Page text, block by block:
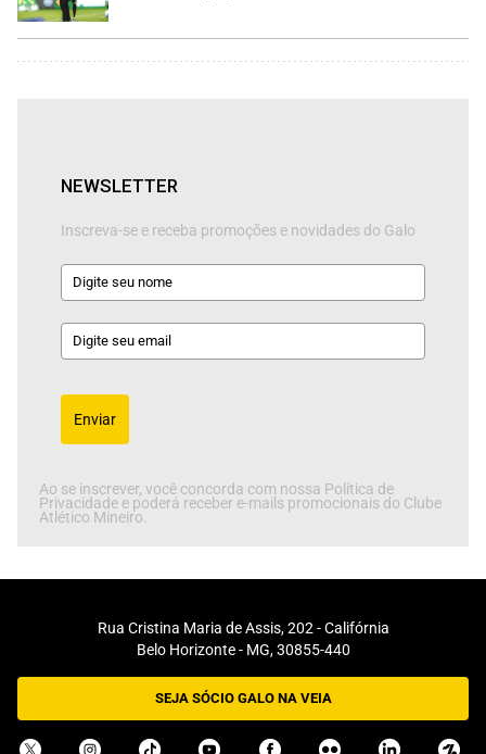
NEWSLETTER
Inscreva-se e receba promoções e novidades do Galo
Enviar
Ao se inscrever, você concorda com nossa Política de
Privacidade e poderá receber e-mails promocionais do Clube
Atlético Mineiro.
Rua Cristina Maria de Assis, 202 - Califórnia
Belo Horizonte - MG, 30855-440
SEJA SÓCIO GALO NA VEIA